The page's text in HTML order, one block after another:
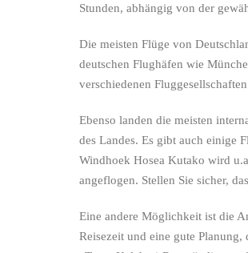
Stunden, abhängig von der
Die meisten Flüge von
deutschen Flughäfen wie
verschiedenen
Ebenso landen die meisten
des Landes. Es gibt auch einige
Windhoek Hosea Kutako wird
angeflogen. Stellen Sie sicher,
Eine andere Möglichkeit ist die
Reisezeit und eine gute Planung,